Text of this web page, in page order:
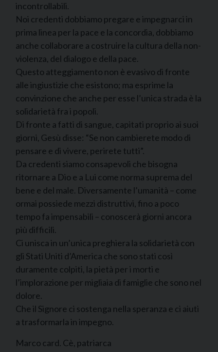
incontrollabili.
Noi credenti dobbiamo pregare e impegnarci in
prima linea per la pace e la concordia, dobbiamo
anche collaborare a costruire la cultura della non-
violenza, del dialogo e della pace.
Questo atteggiamento non è evasivo di fronte
alle ingiustizie che esistono; ma esprime la
convinzione che anche per esse l’unica strada è la
solidarietà fra i popoli.
Di fronte a fatti di sangue, capitati proprio ai suoi
giorni, Gesù disse: “Se non cambierete modo di
pensare e di vivere, perirete tutti”.
Da credenti siamo consapevoli che bisogna
ritornare a Dio e a Lui come norma suprema del
bene e del male. Diversamente l’umanità – come
ormai possiede mezzi distruttivi, fino a poco
tempo fa impensabili – conoscerà giorni ancora
più difficili.
Ci unisca in un’unica preghiera la solidarietà con
gli Stati Uniti d’America che sono stati così
duramente colpiti, la pietà per i morti e
l’implorazione per migliaia di famiglie che sono nel
dolore.
Che il Signore ci sostenga nella speranza e ci aiuti
a trasformarla in impegno.
Marco card. Cè, patriarca